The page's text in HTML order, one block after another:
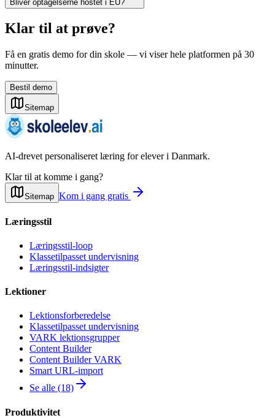
Bliver optagelserne hostet i EU?
Klar til at prøve?
Få en gratis demo for din skole — vi viser hele platformen på 30
minutter.
Bestil demo
Sitemap
AI-drevet personaliseret læring for elever i Danmark.
Klar til at komme i gang?
Sitemap Kom i gang gratis
Læringsstil
Læringsstil-loop
Klassetilpasset undervisning
Læringsstil-indsigter
Lektioner
Lektionsforberedelse
Klassetilpasset undervisning
VARK lektionsgrupper
Content Builder
Content Builder VARK
Smart URL-import
Se alle (18)
Produktivitet